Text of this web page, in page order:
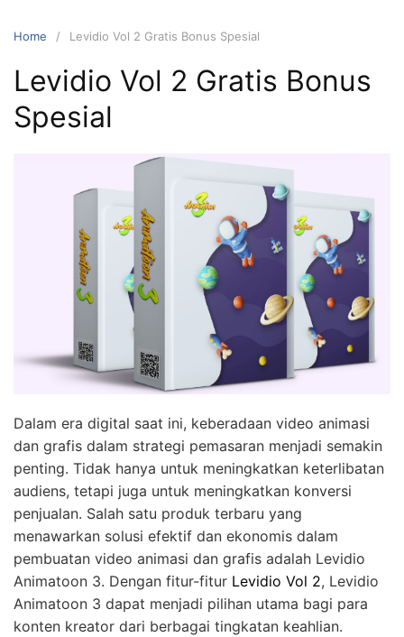
Home Levidio Vol 2 Gratis Bonus Spesial
Levidio Vol 2 Gratis Bonus
Spesial
Dalam era digital saat ini, keberadaan video animasi
dan grafis dalam strategi pemasaran menjadi semakin
penting. Tidak hanya untuk meningkatkan keterlibatan
audiens, tetapi juga untuk meningkatkan konversi
penjualan. Salah satu produk terbaru yang
menawarkan solusi efektif dan ekonomis dalam
pembuatan video animasi dan grafis adalah Levidio
Animatoon 3. Dengan fitur-fitur Levidio Vol 2, Levidio
Animatoon 3 dapat menjadi pilihan utama bagi para
konten kreator dari berbagai tingkatan keahlian.